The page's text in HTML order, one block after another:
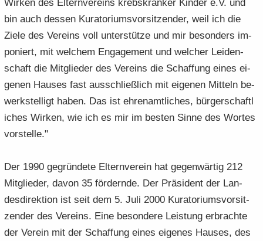
Wir­ken des El­tern­ver­eins krebs­kran­ker Kin­der e.V. und
bin auch des­sen Ku­ra­to­ri­ums­vor­sit­zen­der, weil ich die
Ziele des Ver­eins voll un­ter­stüt­ze und mir be­son­ders im­
po­niert, mit wel­chem En­ga­ge­ment und wel­cher Lei­den­
schaft die Mit­glie­der des Ver­eins die Schaf­fung eines ei­
ge­nen Hau­ses fast aus­schließ­lich mit ei­ge­nen Mit­teln be­
werk­stel­ligt haben. Das ist eh­ren­amt­li­ches, bür­ger­schaft­l
i­ches Wir­ken, wie ich es mir im bes­ten Sinne des Wor­tes
vor­stel­le."
Der 1990 ge­grün­de­te El­tern­ver­ein hat ge­gen­wär­tig 212
Mit­glie­der, davon 35 för­dern­de. Der Prä­si­dent der Lan­
des­di­rek­ti­on ist seit dem 5. Juli 2000 Ku­ra­to­ri­ums­vor­sit­
zen­der des Ver­eins. Eine be­son­de­re Leis­tung er­brach­te
der Ver­ein mit der Schaf­fung eines ei­ge­nes Hau­ses, des